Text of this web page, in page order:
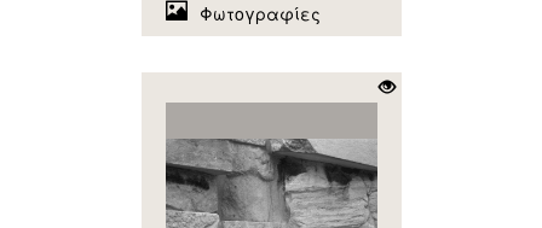
Φωτογραφίες